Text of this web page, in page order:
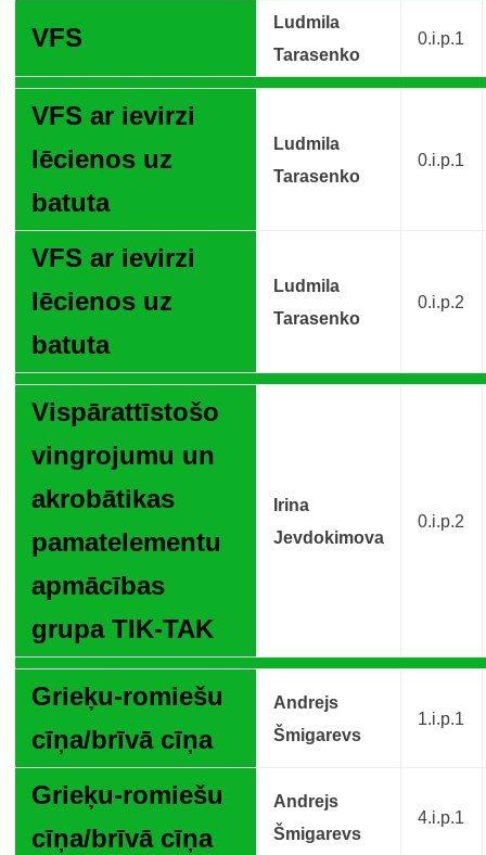
VFS
Ludmila
Tarasenko
0.i.p.1
VFS ar ievirzi
lēcienos uz
batuta
Ludmila
Tarasenko
0.i.p.1
VFS ar ievirzi
lēcienos uz
batuta
Ludmila
Tarasenko
0.i.p.2
Vispārattīstošo
vingrojumu un
akrobātikas
pamatelementu
apmācības
grupa TIK-TAK
Irina
Jevdokimova
0.i.p.2
Grieķu-romiešu
cīņa/brīvā cīņa
Andrejs
Šmigarevs
1.i.p.1
Grieķu-romiešu
cīņa/brīvā cīņa
Andrejs
Šmigarevs
4.i.p.1